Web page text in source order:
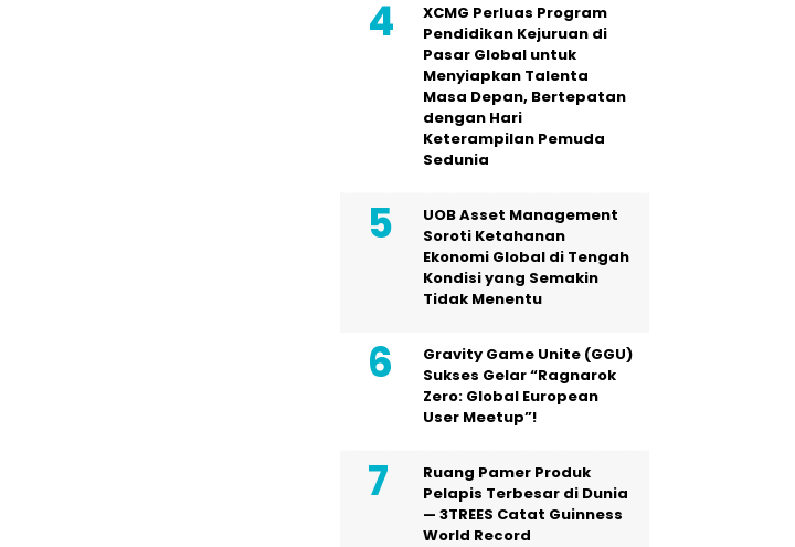
XCMG Perluas Program
Pendidikan Kejuruan di
Pasar Global untuk
Menyiapkan Talenta
Masa Depan, Bertepatan
dengan Hari
Keterampilan Pemuda
Sedunia
UOB Asset Management
Soroti Ketahanan
Ekonomi Global di Tengah
Kondisi yang Semakin
Tidak Menentu
Gravity Game Unite (GGU)
Sukses Gelar “Ragnarok
Zero: Global European
User Meetup”!
Ruang Pamer Produk
Pelapis Terbesar di Dunia
— 3TREES Catat Guinness
World Record